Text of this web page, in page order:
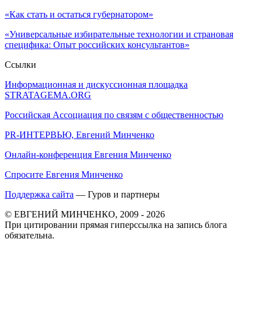
«Как стать и остаться губернатором»
«Универсальные избирательные технологии и страновая
специфика: Опыт российских консультантов»
Ссылки
Информационная и дискуссионная площадка
STRATAGEMA.ORG
Российская Ассоциация по связям с общественностью
PR-ИНТЕРВЬЮ, Евгений Минченко
Онлайн-конференция Евгения Минченко
Спросите Евгения Минченко
Поддержка сайта — Гуров и партнеры
© ЕВГЕНИЙ МИНЧЕНКО, 2009 - 2026
При цитировании прямая гиперссылка на запись блога
обязательна.